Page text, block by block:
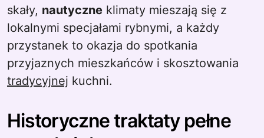
skały, nautyczne klimaty mieszają się z
lokalnymi specjałami rybnymi, a każdy
przystanek to okazja do spotkania
przyjaznych mieszkańców i skosztowania
tradycyjnej kuchni.
Historyczne traktaty pełne